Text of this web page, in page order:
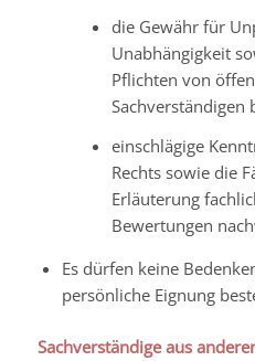
die Gewähr für
Unabhängigkeit
Pflichten von
Sachverständigen
einschlägige
Rechts sowie die
Erläuterung
Bewertungen
Es dürfen keine
persönliche Eignung
Sachverständige aus